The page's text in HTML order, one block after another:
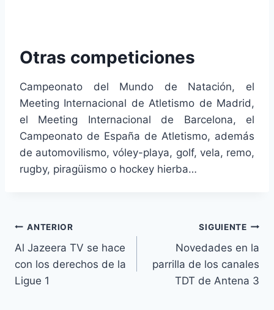
Otras competiciones
Campeonato del Mundo de Natación, el
Meeting Internacional de Atletismo de Madrid,
el Meeting Internacional de Barcelona, el
Campeonato de España de Atletismo, además
de automovilismo, vóley-playa, golf, vela, remo,
rugby, piragüismo o hockey hierba…
Navegación
de
entradas
ANTERIOR
Al Jazeera TV se hace
con los derechos de la
Ligue 1
SIGUIENTE
Novedades en la
parrilla de los canales
TDT de Antena 3